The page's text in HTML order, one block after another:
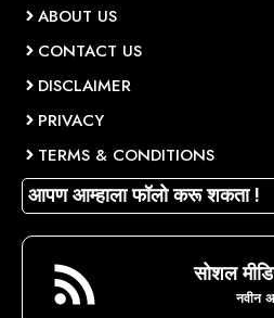
ABOUT US
CONTACT US
DISCLAIMER
PRIVACY
TERMS & CONDITIONS
आपण आम्हाला फॉलो करू शकता !
सोशल
नवीन